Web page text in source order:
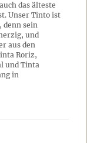
das älteste
Unser Tinto ist
denn sein
und
aus den
Roriz,
und Tinta
in